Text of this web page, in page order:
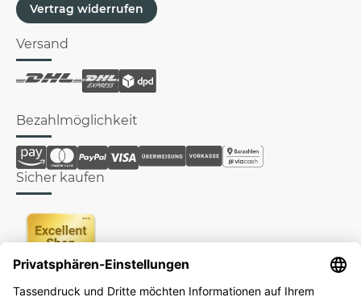
Vertrag widerrufen
Versand
Bezahlmöglichkeit
Sicher kaufen